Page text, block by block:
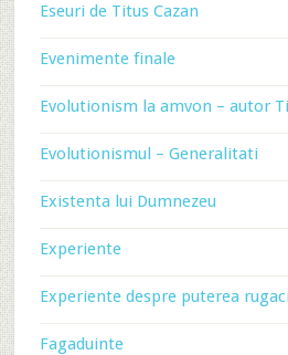
Eseuri de Titus Cazan
Evenimente finale
Evolutionism la amvon – autor
Evolutionismul – Generalitati
Existenta lui Dumnezeu
Experiente
Experiente despre puterea
Fagaduinte